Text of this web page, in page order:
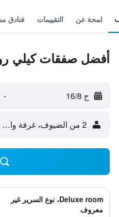
لمحة عن التقييمات فنادق
أفضل صفقات كيلي
ح 16/8 -
2 من الضيوف، غرفة واحدة
Deluxe room، نوع السرير غير
معروف